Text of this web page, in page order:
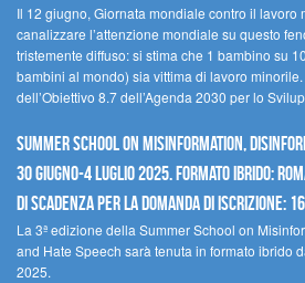
Il 12 giugno, Giornata mondiale contro il lavoro
canalizzare l’attenzione mondiale su questo
tristemente diffuso: si stima che 1 bambino su
bambini al mondo) sia vittima di lavoro
dell’Obiettivo 8.7 dell’Agenda 2030 per lo
Summer School on Misinformation,
30 giugno-4 luglio 2025. Formato ibrido:
di scadenza per la domanda di iscrizione:
La 3ª edizione della Summer School on
and Hate Speech sarà tenuta in formato ibrido
2025.